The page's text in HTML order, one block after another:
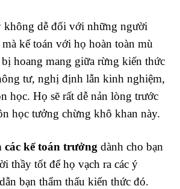
không dễ đối với những người
kế toán với họ hoàn toàn mù
hoang mang giữa rừng kiến thức
tư, nghị định lẫn kinh nghiệm,
học. Họ sẽ rất dễ nản lòng trước
học tưởng chừng khô khan này.
kế toán trưởng dành cho bạn
thầy tốt để họ vạch ra các ý
bạn thẩm thấu kiến thức đó.